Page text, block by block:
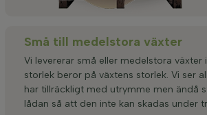
Små till medelstora växter
Vi levererar små eller medelstora växter
storlek beror på växtens storlek. Vi ser
har tillräckligt med utrymme men ändå
lådan så att den inte kan skadas under